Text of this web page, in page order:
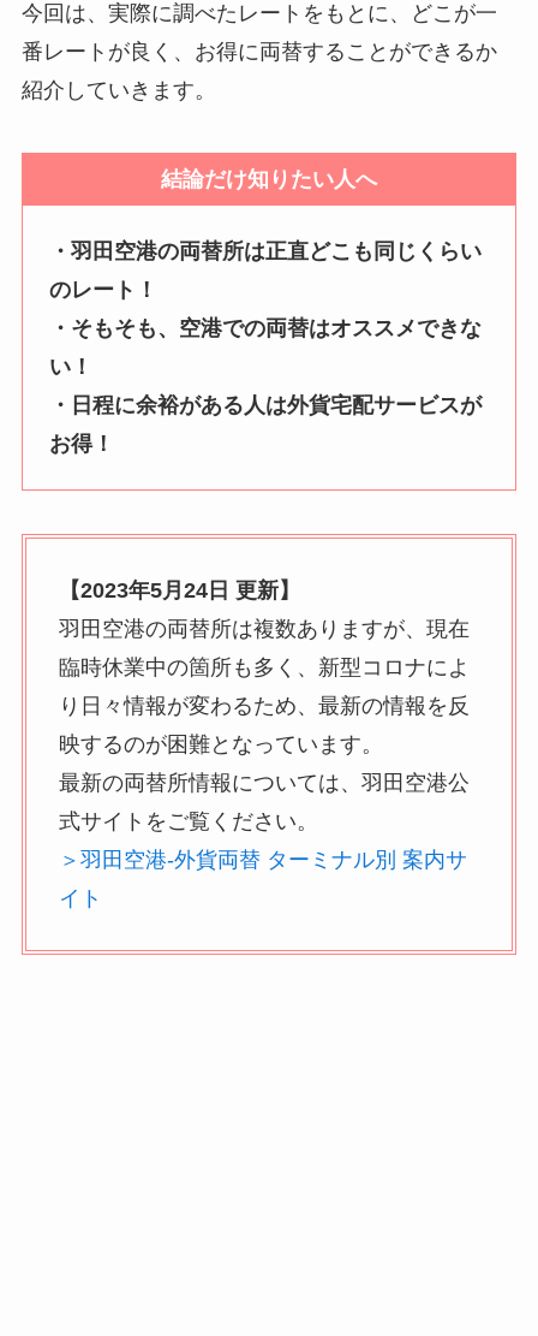
今回は、実際に調べたレートをもとに、どこが一
番レートが良く、お得に両替することができるか
紹介していきます。
結論だけ知りたい人へ
・羽田空港の両替所は正直どこも同じくらい
のレート！
・そもそも、空港での両替はオススメできな
い！
・日程に余裕がある人は外貨宅配サービスが
お得！
【2023年5月24日 更新】
羽田空港の両替所は複数ありますが、現在
臨時休業中の箇所も多く、新型コロナによ
り日々情報が変わるため、最新の情報を反
映するのが困難となっています。
最新の両替所情報については、羽田空港公
式サイトをご覧ください。
＞羽田空港-外貨両替 ターミナル別 案内サ
イト